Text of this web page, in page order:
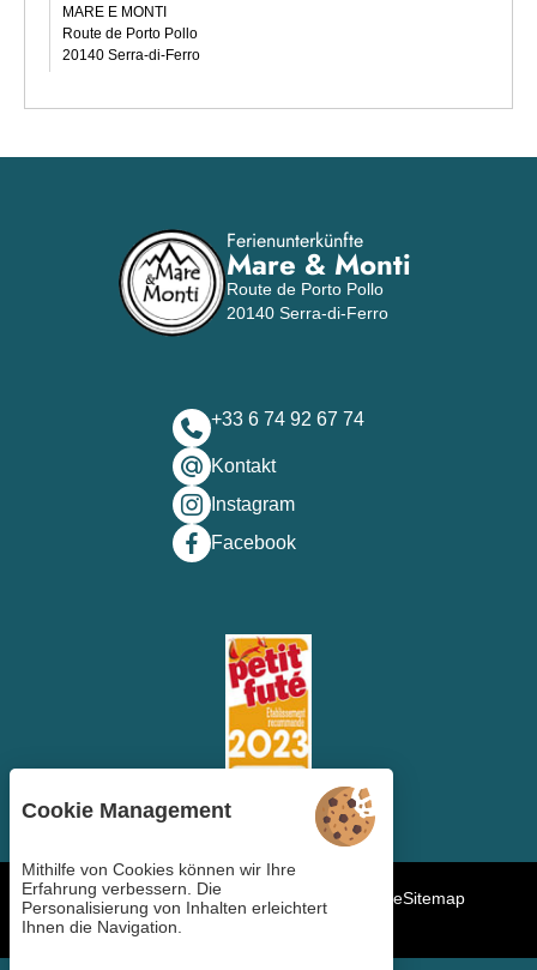
MARE E MONTI
Route de Porto Pollo
20140 Serra-di-Ferro
Ferienunterkünfte
Mare & Monti
Route de Porto Pollo
20140 Serra-di-Ferro
+33 6 74 92 67 74
Kontakt
Instagram
Facebook
Cookie-VerwaltungAGB Rechtliche HinweiseSitemap
Cookie Management
Mithilfe von Cookies können wir Ihre
Erfahrung verbessern. Die
Personalisierung von Inhalten erleichtert
Ihnen die Navigation.